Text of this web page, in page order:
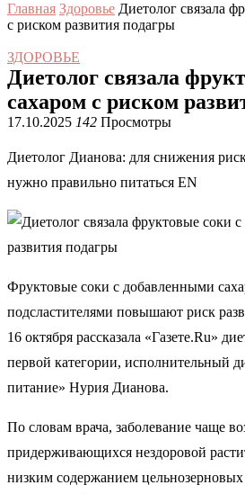
Главная Здоровье Диетолог связала
с риском развития подагры
ЗДОРОВЬЕ
Диетолог связала
сахаром с риском
17.10.2025 142 Просмотры
Диетолог Дианова: для снижения
нужно правильно питаться EN
Фруктовые соки с добавленными
подсластителями повышают риск
16 октября рассказала «Газете.Ru»
первой категории, исполнительный
питание» Нурия Дианова.
По словам врача, заболевание чаще
придерживающихся нездоровой
низким содержанием